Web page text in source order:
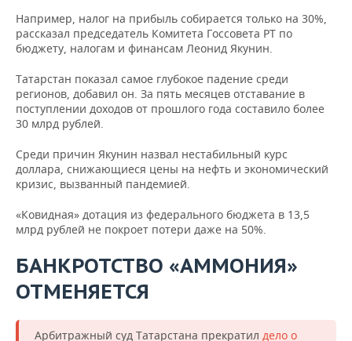
Например, налог на прибыль собирается только на 30%,
рассказал председатель Комитета Госсовета РТ по
бюджету, налогам и финансам Леонид Якунин.
Татарстан показал самое глубокое падение среди
регионов, добавил он. За пять месяцев отставание в
поступлении доходов от прошлого года составило более
30 млрд рублей.
Среди причин Якунин назвал нестабильный курс
доллара, снижающиеся цены на нефть и экономический
кризис, вызванный пандемией.
«Ковидная» дотация из федерального бюджета в 13,5
млрд рублей не покроет потери даже на 50%.
БАНКРОТСТВО «АММОНИЯ»
ОТМЕНЯЕТСЯ
Арбитражный суд Татарстана прекратил дело о